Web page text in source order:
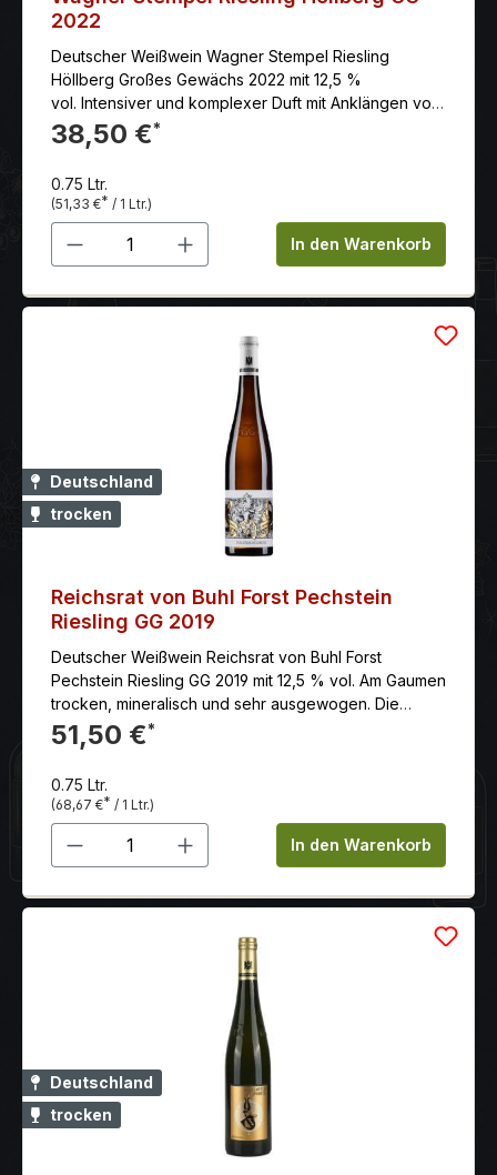
2022
Deutscher Weißwein Wagner Stempel Riesling
Höllberg Großes Gewächs 2022 mit 12,5 %
vol. Intensiver und komplexer Duft mit Anklängen von
Pfirsich, Aprikose und Mango, unterlegt mit floralen
Noten von Jasmin und Akazie
38,50 €*
0.75 Ltr.
(51,33 €* / 1 Ltr.)
Produkt Anzahl: Gib denIn den Warenkorb
Deutschland
trocken
Reichsrat von Buhl Forst Pechstein
Riesling GG 2019
Deutscher Weißwein Reichsrat von Buhl Forst
Pechstein Riesling GG 2019 mit 12,5 % vol. Am Gaumen
trocken, mineralisch und sehr ausgewogen. Die
Säure ist lebendig und verleiht dem Wein Frische und
Länge.
51,50 €*
0.75 Ltr.
(68,67 €* / 1 Ltr.)
Produkt Anzahl: Gib denIn den Warenkorb
Deutschland
trocken